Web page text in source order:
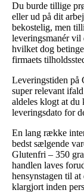
Du burde tillige
eller ud på dit
bekostelig, men
leveringsmanér vil
hvilket dog
firmaets
Leveringstiden
super relevant
aldeles klogt at du
leveringsdato for
En lang række
bedst sælgende
Glutenfri – 350
handlen laves
hensynstagen til
klargjort inden